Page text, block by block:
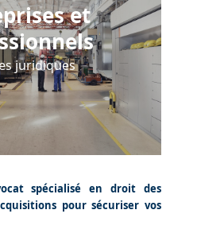
et
juridiques
spécialisé en droit des
pour sécuriser vos